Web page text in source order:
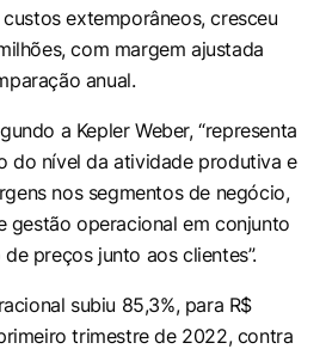
extemporâneos, cresceu
com margem ajustada
anual.
a Kepler Weber, “representa
do nível da atividade produtiva e
nos segmentos de negócio,
gestão operacional em conjunto
preços junto aos clientes”.
subiu 85,3%, para R$
trimestre de 2022, contra